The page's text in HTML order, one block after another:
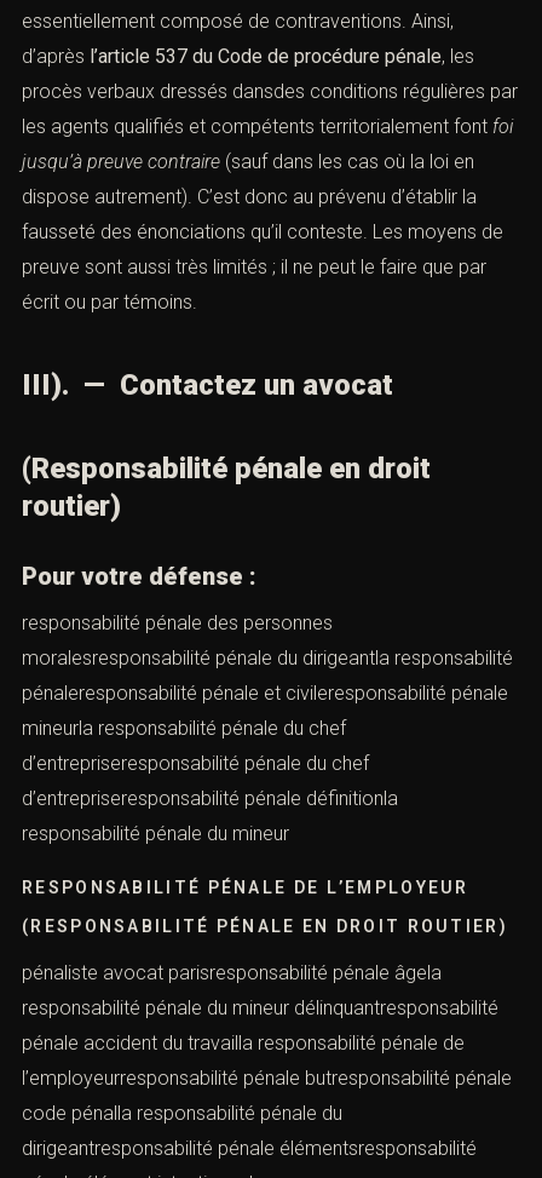
essentiellement composé de contraventions. Ainsi,
d’après l’article 537 du Code de procédure pénale, les
procès verbaux dressés dansdes conditions régulières par
les agents qualifiés et compétents territorialement font foi
jusqu’à preuve contraire (sauf dans les cas où la loi en
dispose autrement). C’est donc au prévenu d’établir la
fausseté des énonciations qu’il conteste. Les moyens de
preuve sont aussi très limités ; il ne peut le faire que par
écrit ou par témoins.
III). — Contactez un avocat
(Responsabilité pénale en droit
routier)
Pour votre défense :
responsabilité pénale des personnes
moralesresponsabilité pénale du dirigeantla responsabilité
pénaleresponsabilité pénale et civileresponsabilité pénale
mineurla responsabilité pénale du chef
d’entrepriseresponsabilité pénale du chef
d’entrepriseresponsabilité pénale définitionla
responsabilité pénale du mineur
RESPONSABILITÉ PÉNALE DE L’EMPLOYEUR
(RESPONSABILITÉ PÉNALE EN DROIT ROUTIER)
pénaliste avocat parisresponsabilité pénale âgela
responsabilité pénale du mineur délinquantresponsabilité
pénale accident du travailla responsabilité pénale de
l’employeurresponsabilité pénale butresponsabilité pénale
code pénalla responsabilité pénale du
dirigeantresponsabilité pénale élémentsresponsabilité